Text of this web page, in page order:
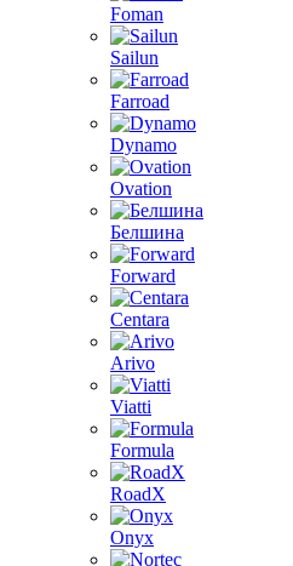
Foman
Sailun
Farroad
Dynamo
Ovation
Белшина
Forward
Centara
Arivo
Viatti
Formula
RoadX
Onyx